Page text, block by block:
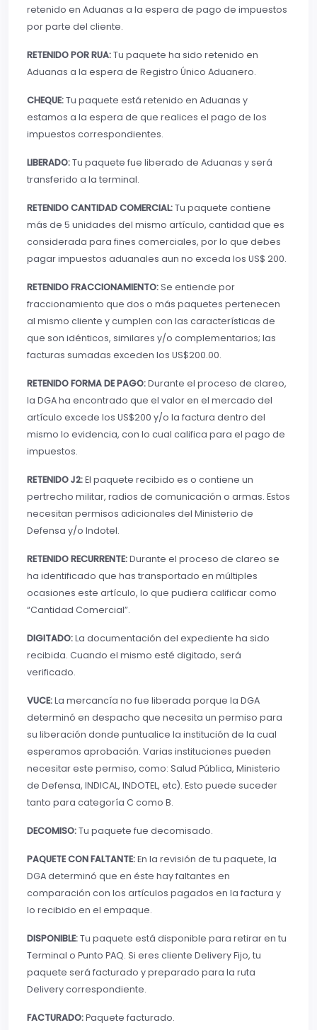
retenido en Aduanas a la espera de pago de impuestos
por parte del cliente.
RETENIDO POR RUA:Tu paquete ha sido retenido en
Aduanas a la espera de Registro Único Aduanero.
CHEQUE:Tu paquete está retenido en Aduanas y
estamos a la espera de que realices el pago de los
impuestos correspondientes.
LIBERADO:Tu paquete fue liberado de Aduanas y será
transferido a la terminal.
RETENIDO CANTIDAD COMERCIAL:Tu paquete contiene
más de 5 unidades del mismo artículo, cantidad que es
considerada para fines comerciales, por lo que debes
pagar impuestos aduanales aun no exceda los US$ 200.
RETENIDO FRACCIONAMIENTO:Se entiende por
fraccionamiento que dos o más paquetes pertenecen
al mismo cliente y cumplen con las características de
que son idénticos, similares y/o complementarios; las
facturas sumadas exceden los US$200.00.
RETENIDO FORMA DE PAGO:Durante el proceso de clareo,
la DGA ha encontrado que el valor en el mercado del
artículo excede los US$200 y/o la factura dentro del
mismo lo evidencia, con lo cual califica para el pago de
impuestos.
RETENIDO J2:El paquete recibido es o contiene un
pertrecho militar, radios de comunicación o armas. Estos
necesitan permisos adicionales del Ministerio de
Defensa y/o Indotel.
RETENIDO RECURRENTE:Durante el proceso de clareo se
ha identificado que has transportado en múltiples
ocasiones este artículo, lo que pudiera calificar como
“Cantidad Comercial”.
DIGITADO:La documentación del expediente ha sido
recibida. Cuando el mismo esté digitado, será
verificado.
VUCE:La mercancía no fue liberada porque la DGA
determinó en despacho que necesita un permiso para
su liberación donde puntualice la institución de la cual
esperamos aprobación. Varias instituciones pueden
necesitar este permiso, como: Salud Pública, Ministerio
de Defensa, INDICAL, INDOTEL, etc). Esto puede suceder
tanto para categoría C como B.
DECOMISO:Tu paquete fue decomisado.
PAQUETE CON FALTANTE:En la revisión de tu paquete, la
DGA determinó que en éste hay faltantes en
comparación con los artículos pagados en la factura y
lo recibido en el empaque.
DISPONIBLE:Tu paquete está disponible para retirar en tu
Terminal o Punto PAQ. Si eres cliente Delivery Fijo, tu
paquete será facturado y preparado para la ruta
Delivery correspondiente.
FACTURADO:Paquete facturado.